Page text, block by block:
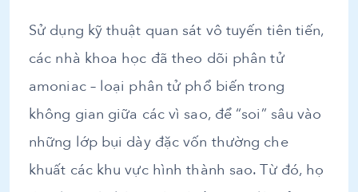
Sử dụng kỹ thuật quan sát vô tuyến tiên tiến,
các nhà khoa học đã theo dõi phân tử
amoniac – loại phân tử phổ biến trong
không gian giữa các vì sao, để “soi” sâu vào
những lớp bụi dày đặc vốn thường che
khuất các khu vực hình thành sao. Từ đó, họ